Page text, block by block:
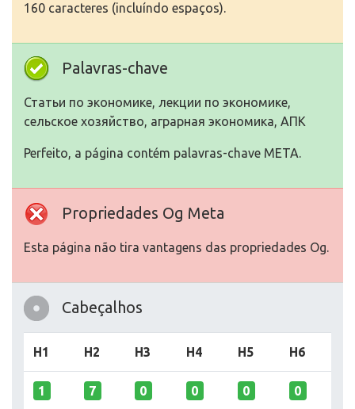
160 caracteres (incluíndo espaços).
Palavras-chave
Статьи по экономике, лекции по экономике,
сельское хозяйство, аграрная экономика, АПК
Perfeito, a página contém palavras-chave META.
Propriedades Og Meta
Esta página não tira vantagens das propriedades Og.
Cabeçalhos
H1 H2 H3 H4 H5 H6
1 7 0 0 0 0